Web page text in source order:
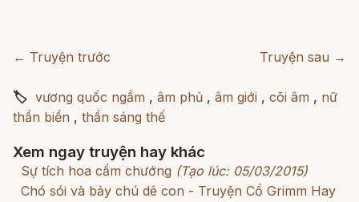
← Truyện trước Truyện sau →
🏷 vương quốc ngầm , âm phủ , âm giới , cõi âm , nữ
thần biển , thần sáng thế
Xem ngay truyện hay khác
Sự tích hoa cẩm chướng (Tạo lúc: 05/03/2015)
Chó sói và bảy chú dê con - Truyện Cổ Grimm Hay